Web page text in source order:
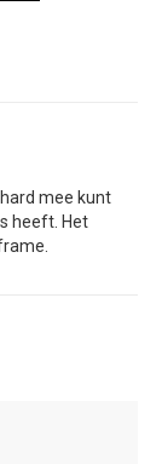
mee kunt
heeft. Het